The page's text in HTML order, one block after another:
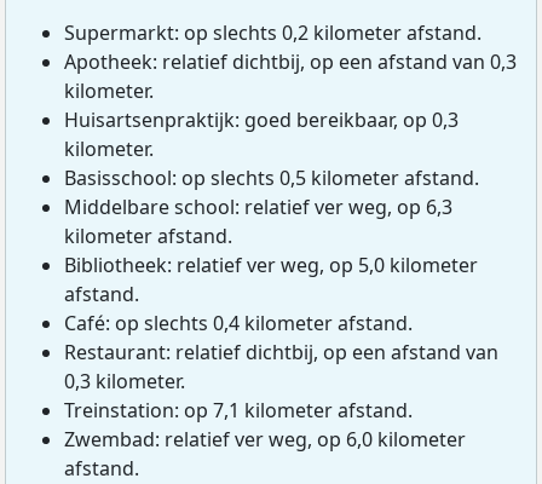
Supermarkt: op slechts 0,2 kilometer afstand.
Apotheek: relatief dichtbij, op een afstand van 0,3
kilometer.
Huisartsenpraktijk: goed bereikbaar, op 0,3
kilometer.
Basisschool: op slechts 0,5 kilometer afstand.
Middelbare school: relatief ver weg, op 6,3
kilometer afstand.
Bibliotheek: relatief ver weg, op 5,0 kilometer
afstand.
Café: op slechts 0,4 kilometer afstand.
Restaurant: relatief dichtbij, op een afstand van
0,3 kilometer.
Treinstation: op 7,1 kilometer afstand.
Zwembad: relatief ver weg, op 6,0 kilometer
afstand.